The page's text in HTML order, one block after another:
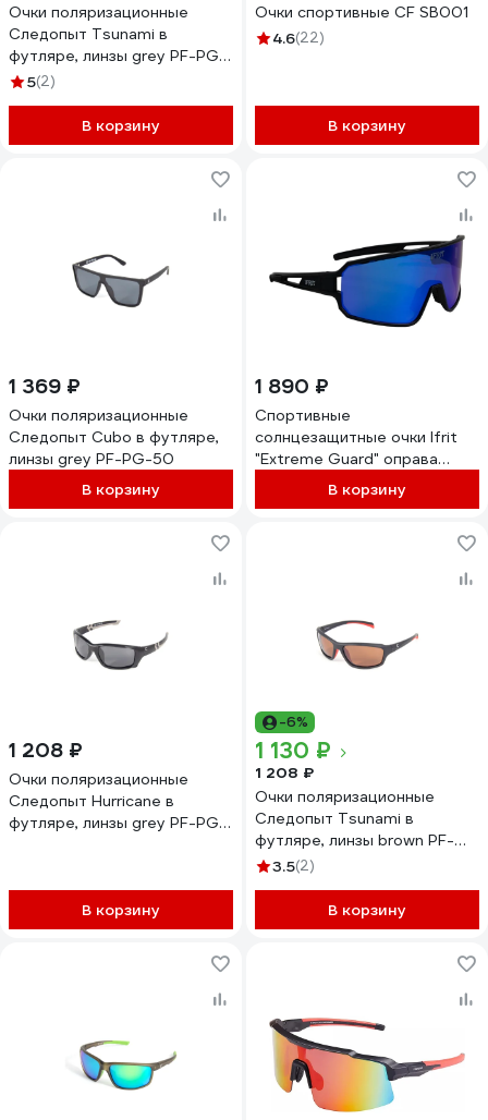
Очки поляризационные
Следопыт Tsunami в
футляре, линзы grey PF-PG-
195(2)
В корзину
Очки спортивные CF SB001
4.6(22)
В корзину
1 369 ₽
Очки поляризационные
Следопыт Cubo в футляре,
линзы grey PF-PG-50
В корзину
1 890 ₽
Спортивные
солнцезащитные очки Ifrit
"Extreme Guard" оправа
TR90, линза зеркальная Half
revo, черный ОСТ-642
В корзину
1 208 ₽
Очки поляризационные
Следопыт Hurricane в
футляре, линзы grey PF-PG-
В корзину
-6%
1 130 ₽
1 208 ₽
Очки поляризационные
Следопыт Tsunami в
футляре, линзы brown PF-
PG-20
3.5(2)
В корзину